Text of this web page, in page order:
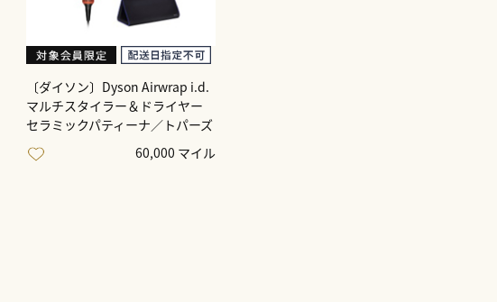
〔ダイソン〕Dyson Airwrap i.d.
マルチスタイラー＆ドライヤー
セラミックパティーナ／トパーズ
60,000 マイル